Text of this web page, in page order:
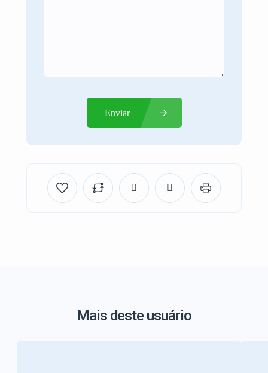
Enviar
Mais deste usuário